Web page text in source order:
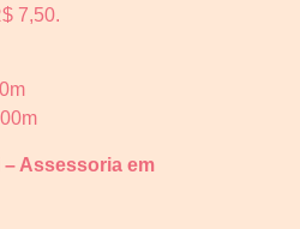
7,50.
Assessoria em